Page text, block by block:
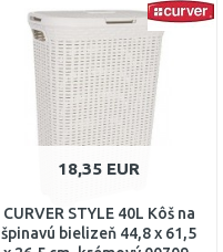
18,35 EUR
CURVER STYLE 40L Kôš na
špinavú bielizeň 44,8 x 61,5